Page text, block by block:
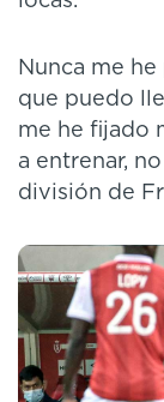
Nunca me
que puedo
me he fijado
a entrenar,
división de